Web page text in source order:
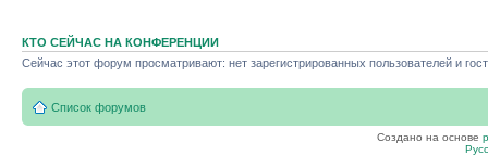
КТО СЕЙЧАС НА КОНФЕРЕНЦИИ
Сейчас этот форум просматривают: нет зарегистрированных пользователей и
Список форумов
Создано на основе